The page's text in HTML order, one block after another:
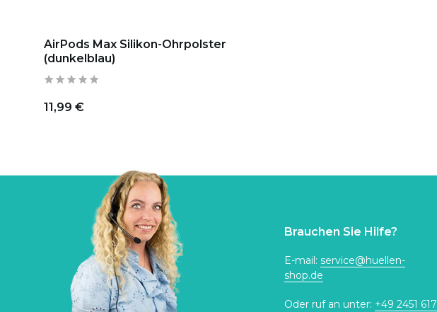
AirPods Max Silikon-Ohrpolster
(dunkelblau)
11,99 €
Brauchen Sie Hilfe?
E-mail: service@huellen-
shop.de
Oder ruf an unter: +49 2451 617